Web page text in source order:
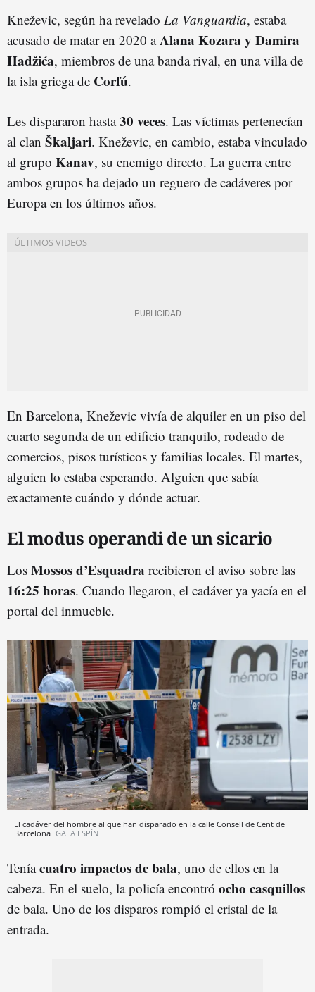
Kneževic, según ha revelado La Vanguardia, estaba
acusado de matar en 2020 aAlana Kozara y Damira
Hadžića, miembros de una banda rival, en una villa de
la isla griega de Corfú.
Les dispararon hasta30 veces. Las víctimas pertenecían
al clan Škaljari. Kneževic, en cambio, estaba vinculado
al grupo Kanav, su enemigo directo. La guerra entre
ambos grupos ha dejado un reguero de cadáveres por
Europa en los últimos años.
En Barcelona, Kneževic vivía de alquiler en un piso del
cuarto segunda de un edificio tranquilo, rodeado de
comercios, pisos turísticos y familias locales. El martes,
alguien lo estaba esperando. Alguien que sabía
exactamente cuándo y dónde actuar.
El modus operandi de un sicario
Los Mossos d’Esquadra recibieron el aviso sobre las
16:25 horas. Cuando llegaron, el cadáver ya yacía en el
portal del inmueble.
El cadáver del hombre al que han disparado en la calle Consell de Cent de
Barcelona GALA ESPÍN
Teníacuatro impactos de bala, uno de ellos en la
cabeza. En el suelo, la policía encontró ocho casquillos
de bala. Uno de los disparos rompió el cristal de la
entrada.